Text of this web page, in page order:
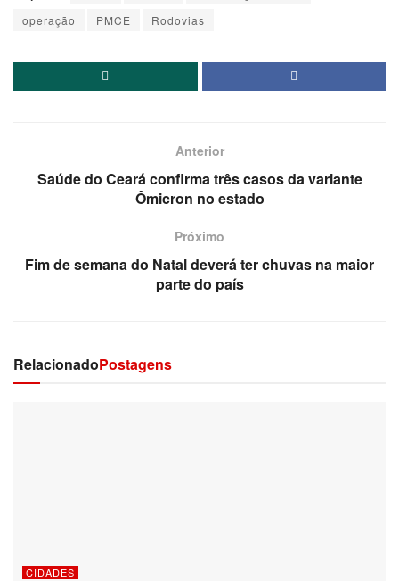
operação
PMCE Rodovias
Anterior
Saúde do Ceará confirma três casos da variante
Ômicron no estado
Próximo
Fim de semana do Natal deverá ter chuvas na maior
parte do país
RelacionadoPostagens
CIDADES